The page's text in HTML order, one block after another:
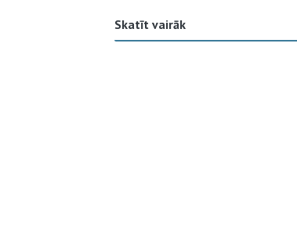
Skatīt vairāk